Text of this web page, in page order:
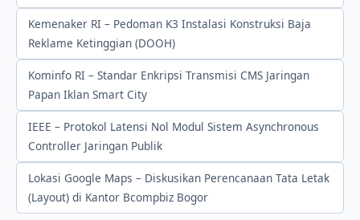
Kemenaker RI – Pedoman K3 Instalasi Konstruksi Baja
Reklame Ketinggian (DOOH)
Kominfo RI – Standar Enkripsi Transmisi CMS Jaringan
Papan Iklan Smart City
IEEE – Protokol Latensi Nol Modul Sistem Asynchronous
Controller Jaringan Publik
Lokasi Google Maps – Diskusikan Perencanaan Tata Letak
(Layout) di Kantor Bcompbiz Bogor